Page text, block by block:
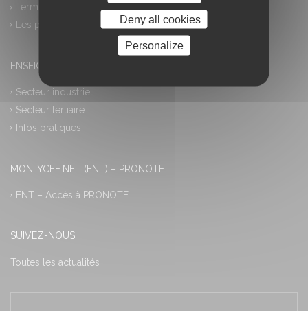
Terminale générale
Les plus
ENSEIGNEMENT PROFESSIONNEL
Secteur industriel
Secteur tertiaire
Infos pratiques
MONLYCEE.NET (ENT) – PRONOTE
ENT – Accès à PRONOTE
SUIVEZ-NOUS
Toutes les actualités
Deny all cookies
Personalize